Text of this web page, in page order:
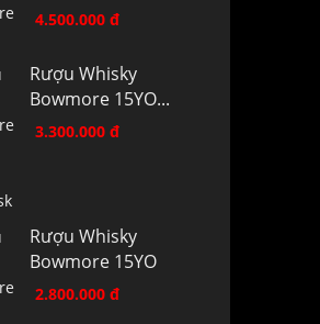
4.500.000 đ
Rượu Whisky
Bowmore 15YO...
3.300.000 đ
Rượu Whisky
Bowmore 15YO
2.800.000 đ